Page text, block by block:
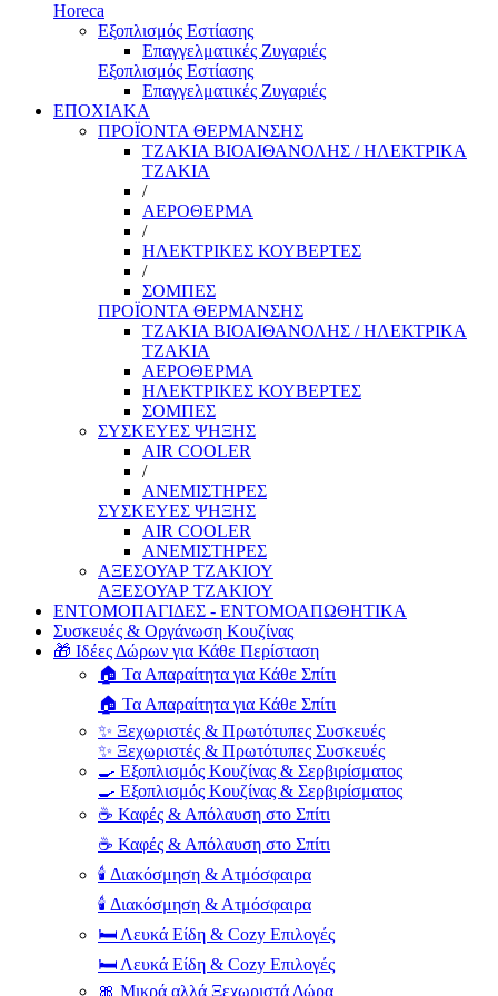
Horeca
Εξοπλισμός Εστίασης
Επαγγελματικές Ζυγαριές
Εξοπλισμός Εστίασης
Επαγγελματικές Ζυγαριές
ΕΠΟΧΙΑΚΑ
ΠΡΟΪΟΝΤΑ ΘΕΡΜΑΝΣΗΣ
ΤΖΑΚΙΑ ΒΙΟΑΙΘΑΝΟΛΗΣ / ΗΛΕΚΤΡΙΚΑ
ΤΖΑΚΙΑ
/
ΑΕΡΟΘΕΡΜΑ
/
ΗΛΕΚΤΡΙΚΕΣ ΚΟΥΒΕΡΤΕΣ
/
ΣΟΜΠΕΣ
ΠΡΟΪΟΝΤΑ ΘΕΡΜΑΝΣΗΣ
ΤΖΑΚΙΑ ΒΙΟΑΙΘΑΝΟΛΗΣ / ΗΛΕΚΤΡΙΚΑ
ΤΖΑΚΙΑ
ΑΕΡΟΘΕΡΜΑ
ΗΛΕΚΤΡΙΚΕΣ ΚΟΥΒΕΡΤΕΣ
ΣΟΜΠΕΣ
ΣΥΣΚΕΥΕΣ ΨΗΞΗΣ
AIR COOLER
/
ΑΝΕΜΙΣΤΗΡΕΣ
ΣΥΣΚΕΥΕΣ ΨΗΞΗΣ
AIR COOLER
ΑΝΕΜΙΣΤΗΡΕΣ
ΑΞΕΣΟΥΑΡ ΤΖΑΚΙΟΥ
ΑΞΕΣΟΥΑΡ ΤΖΑΚΙΟΥ
ΕΝΤΟΜΟΠΑΓΙΔΕΣ - ΕΝΤΟΜΟΑΠΩΘΗΤΙΚΑ
Συσκευές & Οργάνωση Κουζίνας
🎁 Ιδέες Δώρων για Κάθε Περίσταση
🏠 Τα Απαραίτητα για Κάθε Σπίτι
🏠 Τα Απαραίτητα για Κάθε Σπίτι
✨ Ξεχωριστές & Πρωτότυπες Συσκευές
✨ Ξεχωριστές & Πρωτότυπες Συσκευές
🍳 Εξοπλισμός Κουζίνας & Σερβιρίσματος
🍳 Εξοπλισμός Κουζίνας & Σερβιρίσματος
☕ Καφές & Απόλαυση στο Σπίτι
☕ Καφές & Απόλαυση στο Σπίτι
🕯️ Διακόσμηση & Ατμόσφαιρα
🕯️ Διακόσμηση & Ατμόσφαιρα
🛏️ Λευκά Είδη & Cozy Επιλογές
🛏️ Λευκά Είδη & Cozy Επιλογές
🎀 Μικρά αλλά Ξεχωριστά Δώρα